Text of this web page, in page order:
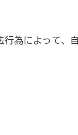
為によって、